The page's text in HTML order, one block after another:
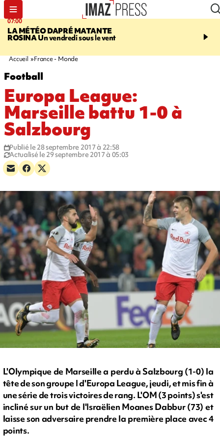
07:00
LA MÉTÉO DAPRÉ MATANTE
ROSINAUn vendredi sous le vent
07:58
téléphérique Papang
Accueil France - Monde
Football
Europa League:
Marseille battu 1-0 à
Salzbourg
Publié le 28 septembre 2017 à 22:58
Actualisé le 29 septembre 2017 à 05:03
L'Olympique de Marseille a perdu à Salzbourg (1-0) la
tête de son groupe I d'Europa League, jeudi, et mis fin à
une série de trois victoires de rang. L'OM (3 points) s'est
incliné sur un but de l'Israëlien Moanes Dabbur (73) et
laisse son adversaire prendre la première place avec 4
points.